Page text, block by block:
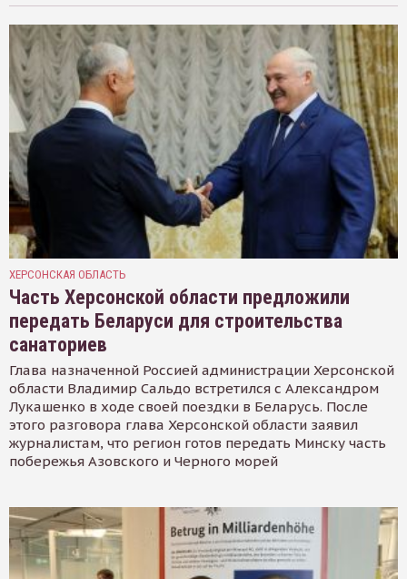
ХЕРСОНСКАЯ ОБЛАСТЬ
Часть Херсонской области предложили
передать Беларуси для строительства
санаториев
Глава назначенной Россией администрации Херсонской
области Владимир Сальдо встретился с Александром
Лукашенко в ходе своей поездки в Беларусь. После
этого разговора глава Херсонской области заявил
журналистам, что регион готов передать Минску часть
побережья Азовского и Черного морей